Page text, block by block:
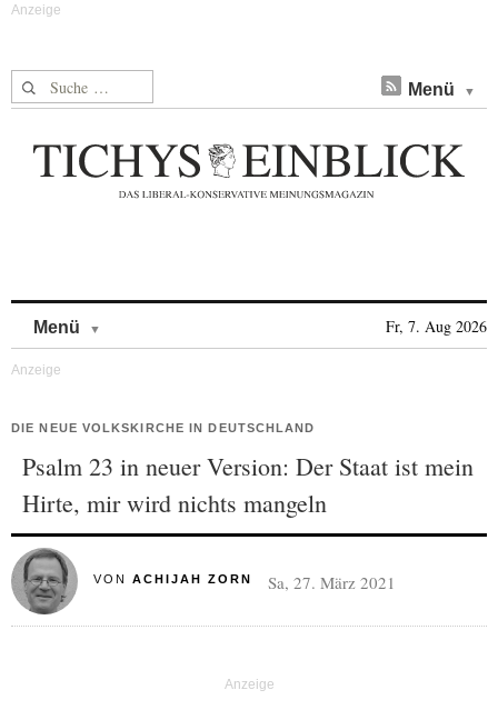
Suche nach: Menü
Menü Fr, 7. Aug 2026
DIE NEUE VOLKSKIRCHE IN DEUTSCHLAND
Psalm 23 in neuer Version: Der Staat ist mein
Hirte, mir wird nichts mangeln
VON ACHIJAH ZORN Sa, 27. März 2021